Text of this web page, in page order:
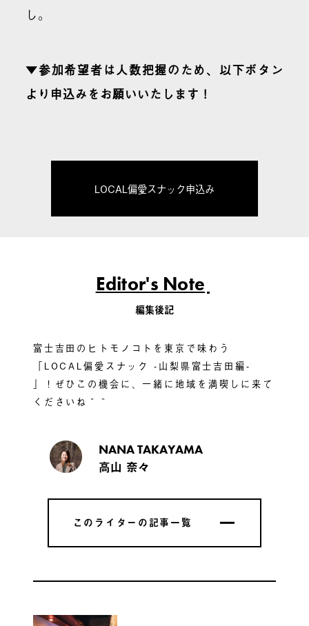
し。
▼参加希望者は人数把握のため、以下ボタン
より申込みをお願いいたします！
LOCAL偏愛スナック申込み
Editor's Note
編集後記
富士吉田のヒトモノコトを東京で味わう
「LOCAL偏愛スナック -山梨県富士吉田編-
」！ぜひこの機会に、一緒に地域を満喫しに来て
くださいね＾＾
NANA TAKAYAMA
高山 奈々
このライターの記事一覧
このライターの記事一覧